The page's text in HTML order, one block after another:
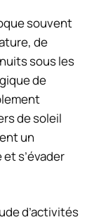
souvent
de
sous les
de
de soleil
un
s’évader
d’activités